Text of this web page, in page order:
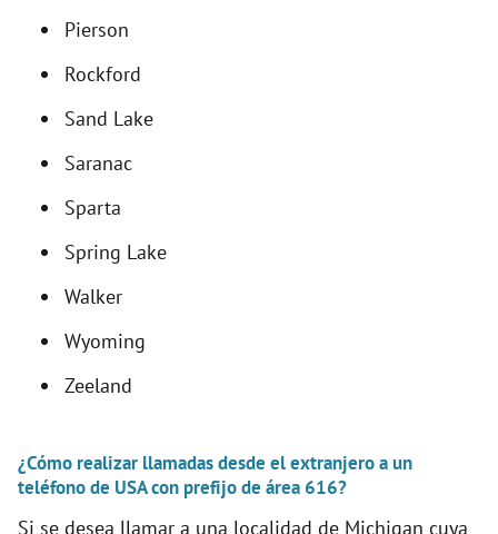
Pierson
Rockford
Sand Lake
Saranac
Sparta
Spring Lake
Walker
Wyoming
Zeeland
¿Cómo realizar llamadas desde el extranjero a un
teléfono de USA con prefijo de área 616?
Si se desea llamar a una localidad de Michigan cuya